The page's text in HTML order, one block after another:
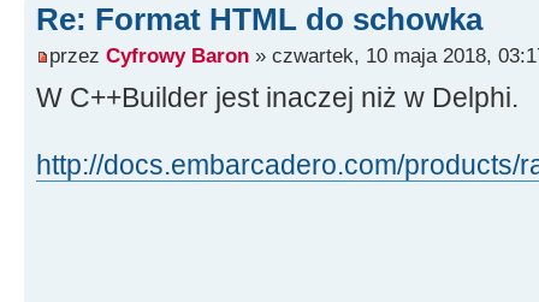
Re: Format HTML do schowka
przez Cyfrowy Baron » czwartek, 10 maja 2018,
W C++Builder jest inaczej niż w Delphi.
http://docs.embarcadero.com/products/